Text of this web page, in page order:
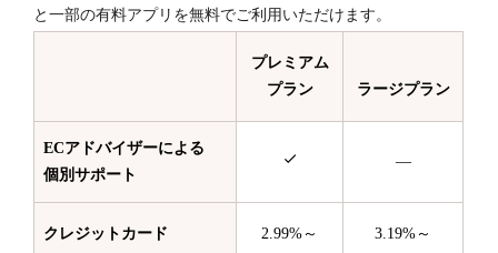
と一部の有料アプリを無料でご利用いただけます。
プレミアム
プラン
ラージプラン
ECアドバイザーによる
個別サポート
—
クレジットカード 2.99%～ 3.19%～